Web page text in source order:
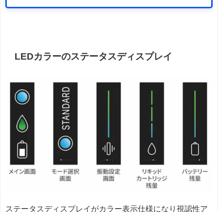
LEDカラーのステータスディスプレイ
ステータスディスプレイがカラー表示仕様になり視認性ア